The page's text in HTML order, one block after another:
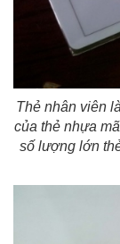
Thẻ nhân viên
của thẻ nhựa
số lượng lớn